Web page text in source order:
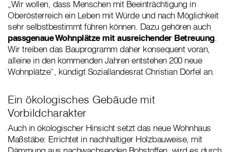
„Wir wollen, dass Menschen mit Beeinträchtigung in
Oberösterreich ein Leben mit Würde und nach Möglichkeit
sehr selbstbestimmt führen können. Dazu gehören auch
passgenaue Wohnplätze mit ausreichender Betreuung.
Wir treiben das Bauprogramm daher konsequent voran,
alleine in den kommenden Jahren entstehen 200 neue
Wohnplätze“, kündigt Soziallandesrat Christian Dörfel an.
Ein ökologisches Gebäude mit
Vorbildcharakter
Auch in ökologischer Hinsicht setzt das neue Wohnhaus
Maßstäbe: Errichtet in nachhaltiger Holzbauweise, mit